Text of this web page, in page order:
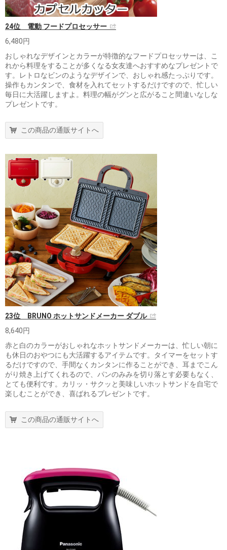
24位 電動 フードプロセッサー
6,480円
おしゃれなデザインとカラーが特徴的なフードプロセッサーは、こ
れから料理をすることが多くなる女友達へおすすめなプレゼントで
す。レトロなビンのようなデザインで、おしゃれ感たっぷりです。
操作もカンタンで、食材を入れてセットするだけですので、忙しい
毎日に大活躍しますよ。料理の幅がグンと広がること間違いなしな
プレゼントです。
この商品の通販サイトへ
23位 BRUNO ホットサンドメーカー ダブル
8,640円
赤と白のカラーがおしゃれなホットサンドメーカーは、忙しい朝に
も休日のおやつにも大活躍するアイテムです。タイマーをセットす
るだけですので、手間なくカンタンに作ることができ、耳までこん
がり焼き上げてくれるので、パンのみみを切り落とす必要もなく、
とても便利です。カリッ・サクッと美味しいホットサンドを自宅で
楽しむことができ、喜ばれるプレゼントです。
この商品の通販サイトへ